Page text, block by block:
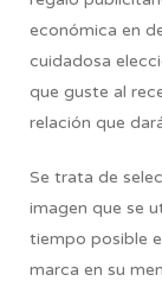
económica en
cuidadosa
que guste al
relación que
Se trata de
imagen que se
tiempo posible
marca en su